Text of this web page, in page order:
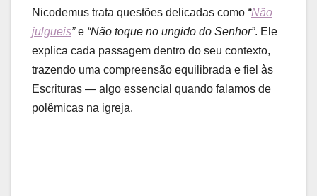
Nicodemus trata questões delicadas como “Não
julgueis”e “Não toque no ungido do Senhor”. Ele
explica cada passagem dentro do seu contexto,
trazendo uma compreensão equilibrada e fiel às
Escrituras — algo essencial quando falamos de
polêmicas na igreja.